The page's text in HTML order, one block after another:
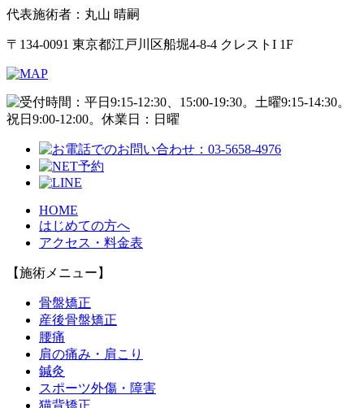
代表施術者：丸山 晴嗣
〒134-0091 東京都江戸川区船堀4-8-4 クレストI 1F
HOME
はじめての方へ
アクセス・料金表
【施術メニュー】
骨盤矯正
産後骨盤矯正
腰痛
肩の痛み・肩こり
鍼灸
スポーツ外傷・障害
猫背矯正